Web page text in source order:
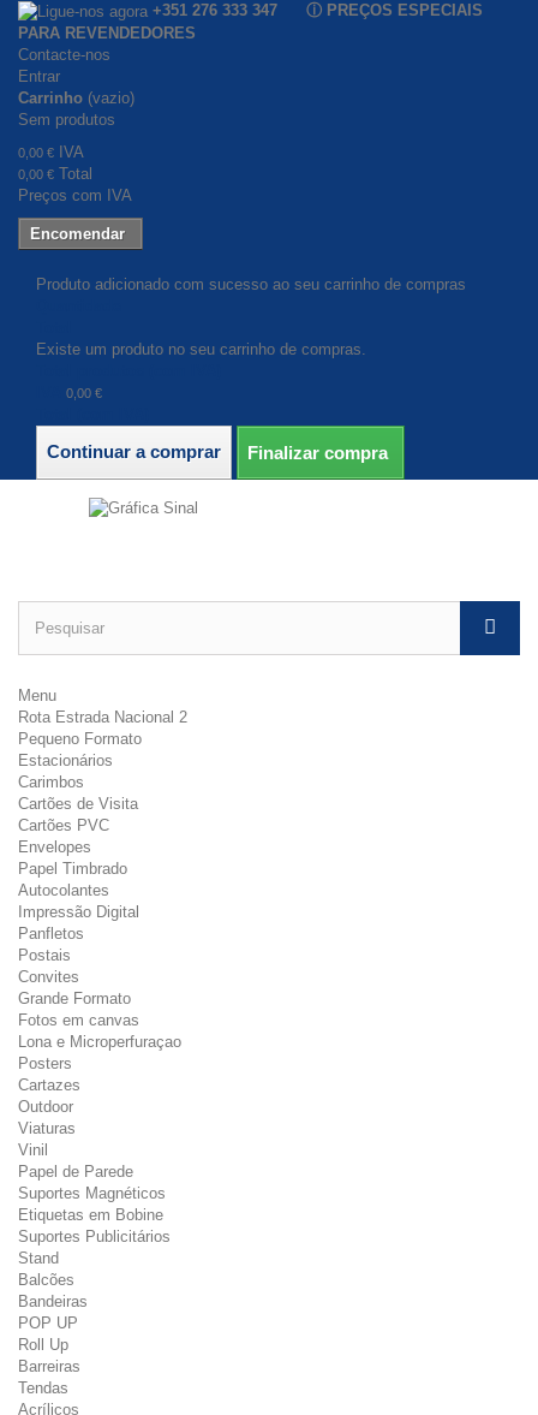
+351 276 333 347 ⓘ PREÇOS ESPECIAIS
PARA REVENDEDORES
Contacte-nos
Entrar
Carrinho (vazio)
Sem produtos
0,00 € IVA
0,00 € Total
Preços com IVA
Encomendar
Produto adicionado com sucesso ao seu carrinho de compras
Existe um produto no seu carrinho de compras.
0,00 €
Continuar a comprar Finalizar compra
Menu
Rota Estrada Nacional 2
Pequeno Formato
Estacionários
Carimbos
Cartões de Visita
Cartões PVC
Envelopes
Papel Timbrado
Autocolantes
Impressão Digital
Panfletos
Postais
Convites
Grande Formato
Fotos em canvas
Lona e Microperfuraçao
Posters
Cartazes
Outdoor
Viaturas
Vinil
Papel de Parede
Suportes Magnéticos
Etiquetas em Bobine
Suportes Publicitários
Stand
Balcões
Bandeiras
POP UP
Roll Up
Barreiras
Tendas
Acrílicos